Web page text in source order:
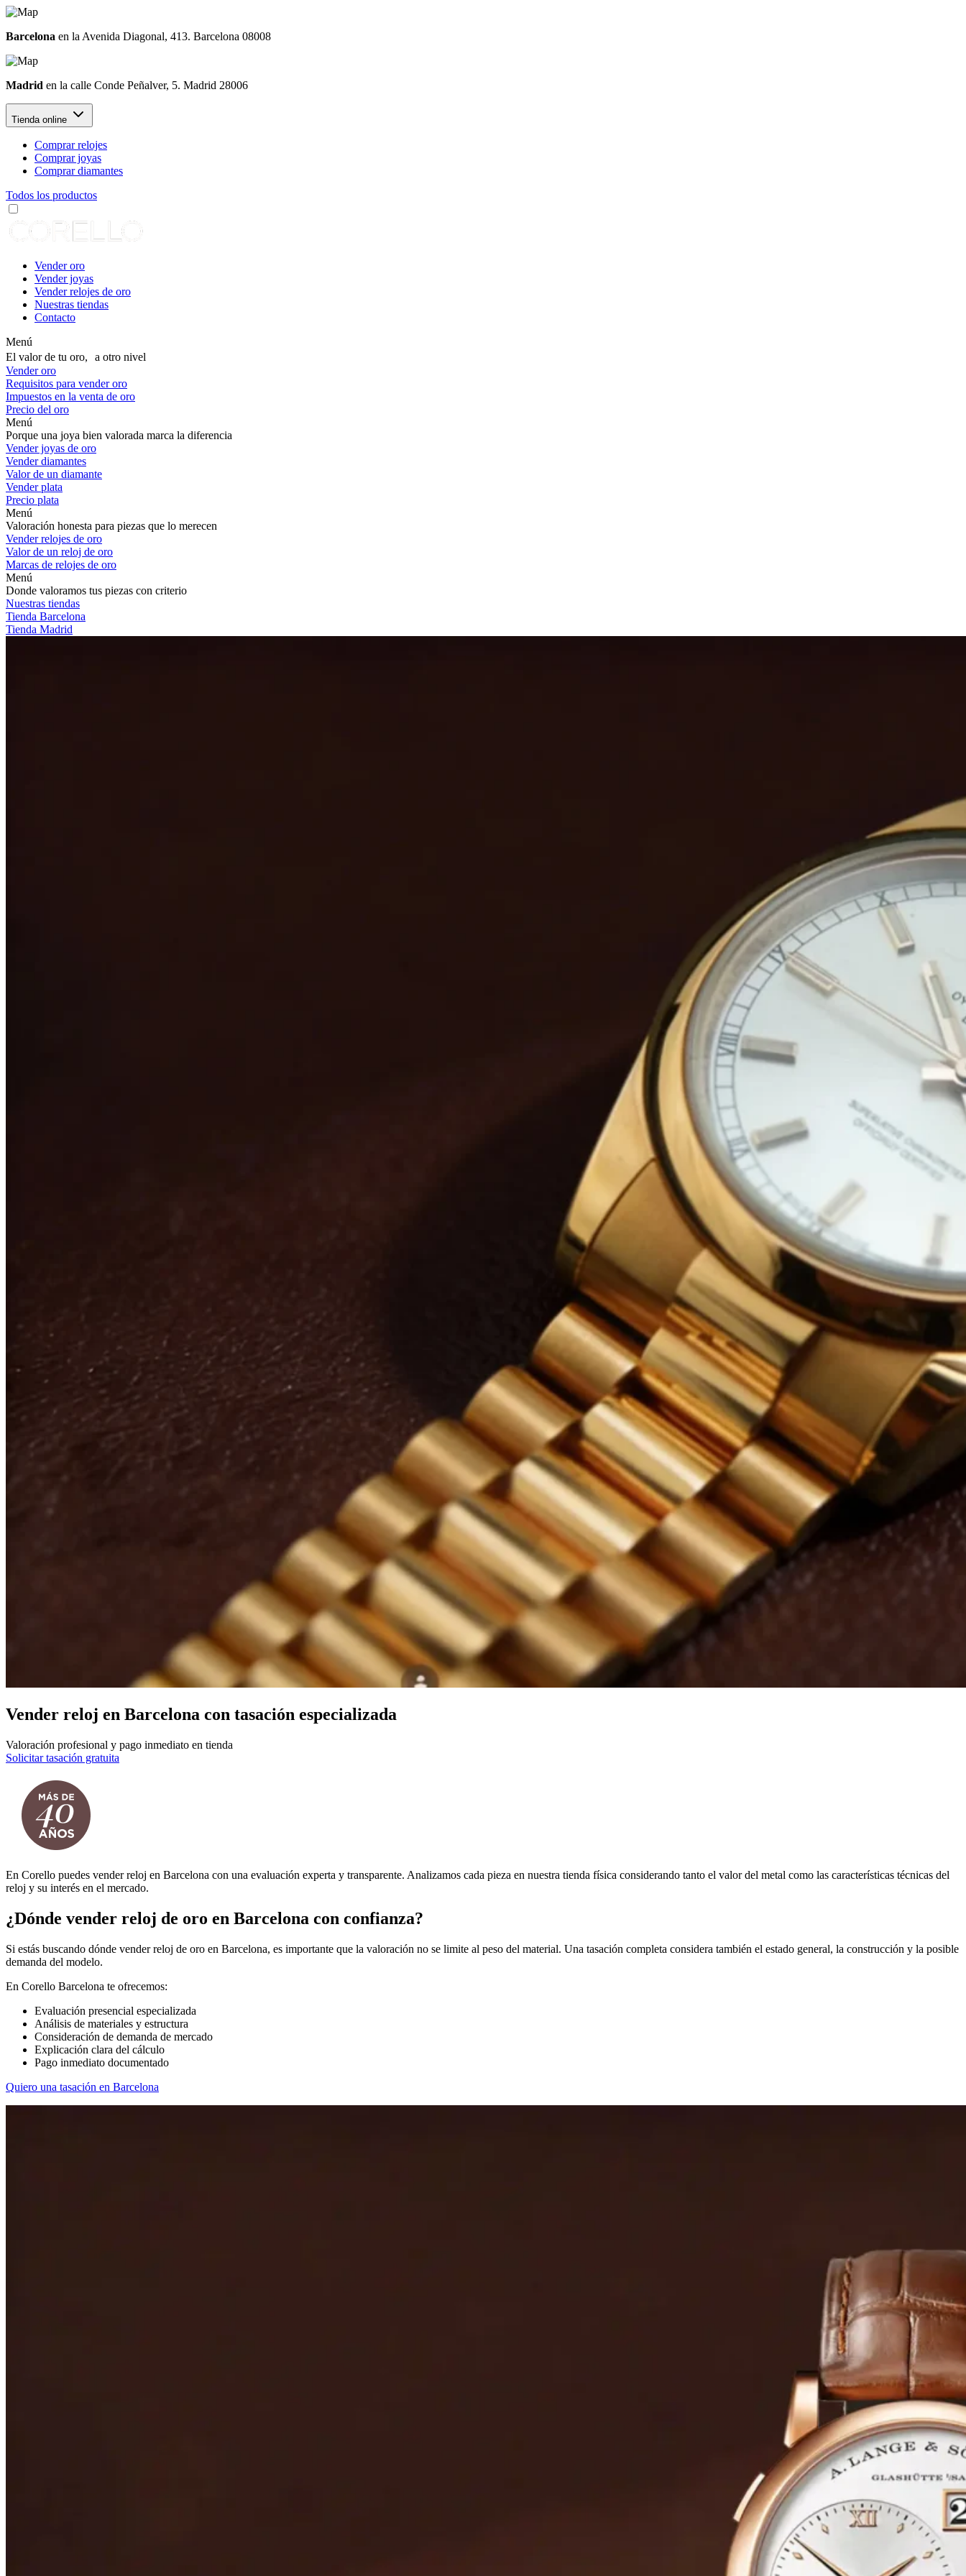
Barcelona en la Avenida Diagonal, 413. Barcelona 08008
Madrid en la calle Conde Peñalver, 5. Madrid 28006
Tienda online
Comprar relojes
Comprar joyas
Comprar diamantes
Todos los productos
Vender oro
Vender joyas
Vender relojes de oro
Nuestras tiendas
Contacto
Menú
El valor de tu oro, a otro nivel
Vender oro
Requisitos para vender oro
Impuestos en la venta de oro
Precio del oro
Menú
Porque una joya bien valorada marca la diferencia
Vender joyas de oro
Vender diamantes
Valor de un diamante
Vender plata
Precio plata
Menú
Valoración honesta para piezas que lo merecen
Vender relojes de oro
Valor de un reloj de oro
Marcas de relojes de oro
Menú
Donde valoramos tus piezas con criterio
Nuestras tiendas
Tienda Barcelona
Tienda Madrid
Vender reloj en Barcelona con tasación especializada
Valoración profesional y pago inmediato en tienda
Solicitar tasación gratuita
En Corello puedes vender reloj en Barcelona con una evaluación experta y transparente. Analizamos cada pieza en nuestra tienda física considerando tanto el valor del metal como las características técnicas del
reloj y su interés en el mercado.
¿Dónde vender reloj de oro en Barcelona con confianza?
Si estás buscando dónde vender reloj de oro en Barcelona, es importante que la valoración no se limite al peso del material. Una tasación completa considera también el estado general, la construcción y la posible
demanda del modelo.
En Corello Barcelona te ofrecemos:
Evaluación presencial especializada
Análisis de materiales y estructura
Consideración de demanda de mercado
Explicación clara del cálculo
Pago inmediato documentado
Quiero una tasación en Barcelona